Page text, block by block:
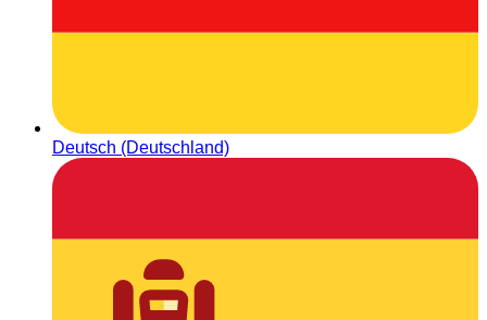
Deutsch (Deutschland)